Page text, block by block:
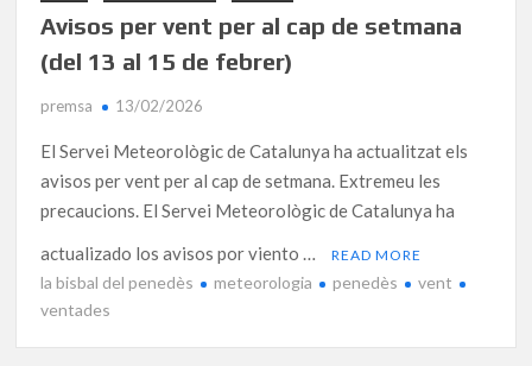
Avisos per vent per al cap de setmana
(del 13 al 15 de febrer)
premsa 13/02/2026
El Servei Meteorològic de Catalunya ha actualitzat els
avisos per vent per al cap de setmana. Extremeu les
precaucions. El Servei Meteorològic de Catalunya ha
actualizado los avisos por viento …
READ MORE
la bisbal del penedès meteorologia penedès
vent
ventades